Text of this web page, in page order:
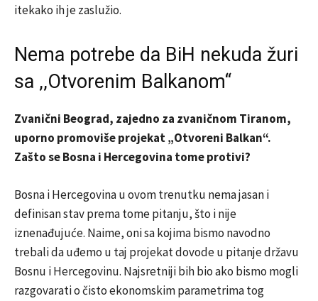
itekako ih je zaslužio.
Nema potrebe da BiH nekuda žuri
sa ,,Otvorenim Balkanom“
Zvanični Beograd, zajedno za zvaničnom Tiranom,
uporno promoviše projekat „Otvoreni Balkan“.
Zašto se Bosna i Hercegovina tome protivi?
Bosna i Hercegovina u ovom trenutku nema jasan i
definisan stav prema tome pitanju, što i nije
iznenađujuće. Naime, oni sa kojima bismo navodno
trebali da uđemo u taj projekat dovode u pitanje državu
Bosnu i Hercegovinu. Najsretniji bih bio ako bismo mogli
razgovarati o čisto ekonomskim parametrima tog